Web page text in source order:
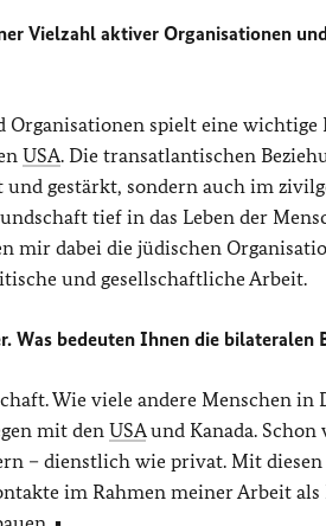
Vielzahl aktiver Organisationen
spielt eine wichtige
USA. Die transatlantischen
gestärkt, sondern auch im
tief in das Leben der
mir dabei die jüdischen
und gesellschaftliche Arbeit.
Was bedeuten Ihnen die bilateralen
Wie viele andere Menschen in
mit den USAund Kanada.
– dienstlich wie privat. Mit
im Rahmen meiner Arbeit